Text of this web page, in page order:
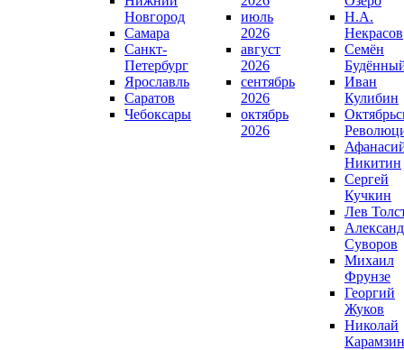
Новгород
Самара
Санкт-
Петербург
Ярославль
Саратов
Чебоксары
июль
2026
август
2026
сентябрь
2026
октябрь
2026
Н.А.
Некрасов
Семён
Иван
Кулибин
Никитин
Сергей
Кучкин
Лев
Суворов
Михаил
Фрунзе
Георгий
Жуков
Николай
Карамзин